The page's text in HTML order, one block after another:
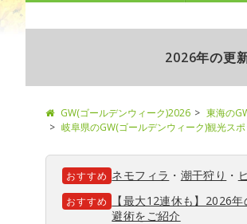
2026年の更
GW(ゴールデンウィーク)2026 東海の
岐阜県のGW(ゴールデンウィーク)観光スポ
おすすめ ネモフィラ ・ 潮干狩り ・
おすすめ
【最大12連休も】2026
避術をご紹介